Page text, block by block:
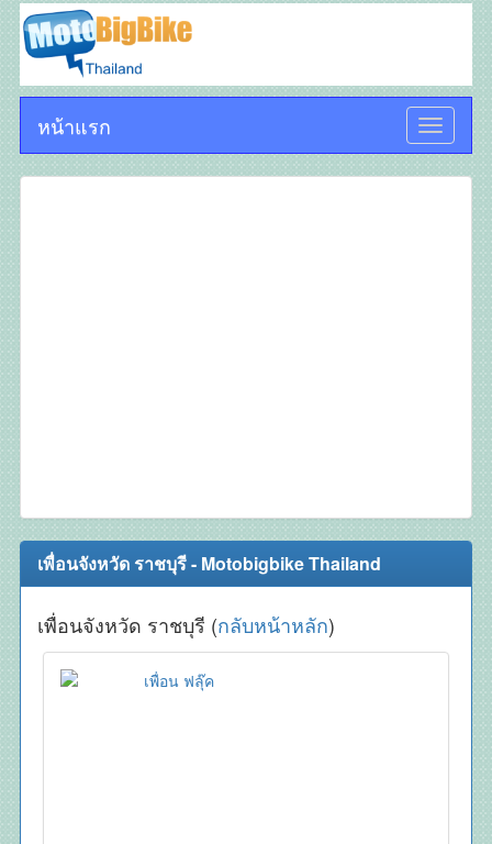
Toggle
หน้าแรก
เพื่อนจังหวัด ราชบุรี - Motobigbike Thailand
เพื่อนจังหวัด ราชบุรี (กลับหน้าหลัก)